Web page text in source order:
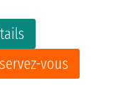
vous